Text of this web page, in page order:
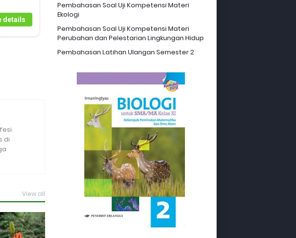
details
di
View all
Pembahasan Soal Uji Kompetensi Materi
Ekologi
Pembahasan Soal Uji Kompetensi Materi
Perubahan dan Pelestarian Lingkungan Hidup
Pembahasan Latihan Ulangan Semester 2